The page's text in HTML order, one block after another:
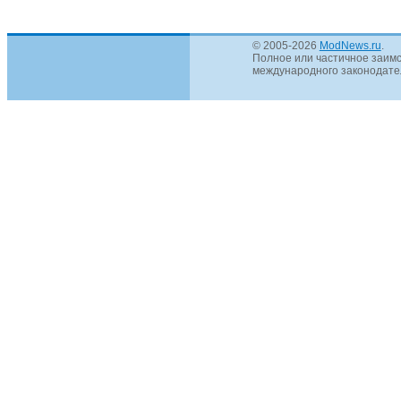
© 2005-2026 ModNews.ru
Полное или частичное
международного